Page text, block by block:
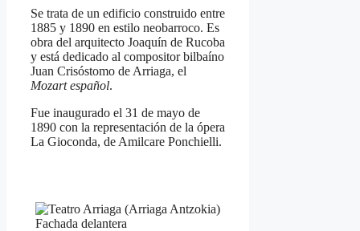
Se trata de un edificio construido entre
1885 y 1890 en estilo neobarroco. Es
obra del arquitecto Joaquín de Rucoba
y está dedicado al compositor bilbaíno
Juan Crisóstomo de Arriaga, el
Mozart español.
Fue inaugurado el 31 de mayo de
1890 con la representación de la ópera
La Gioconda, de Amilcare Ponchielli.
Fachada delantera